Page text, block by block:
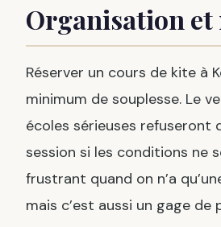
Organisation
Réserver un cours de kite à
minimum de souplesse. Le
écoles sérieuses refuseront
session si les conditions ne
frustrant quand on n’a
mais c’est aussi un gage de